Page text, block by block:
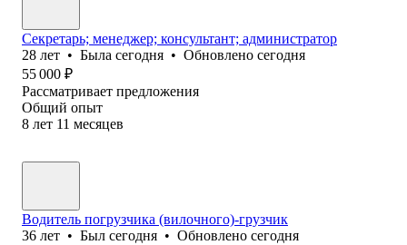
Секретарь; менеджер; консультант; администратор
28 лет • Была сегодня • Обновлено сегодня
55 000 ₽
Рассматривает предложения
Общий опыт
8 лет 11 месяцев
Водитель погрузчика (вилочного)-грузчик
36 лет • Был сегодня • Обновлено сегодня